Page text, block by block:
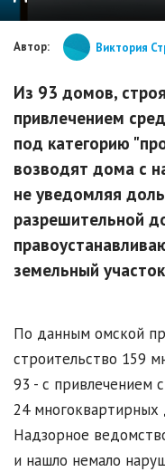
Автор: Виктория
Из 93 домов,
привлечением
под категорию
возводят дома с
не уведомляя
разрешительной
земельный
По данным омской
строительство 159
93 - с привлечением
24
Надзорное
и нашло немало